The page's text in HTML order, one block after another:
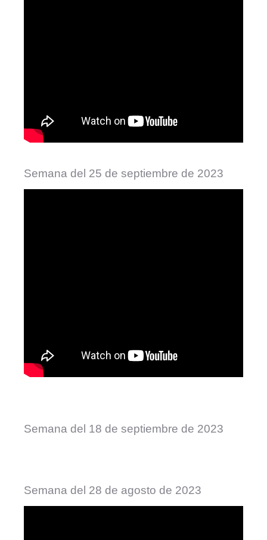
Semana del 25 de septiembre de 2023
Semana del 18 de septiembre de 2023
Semana del 28 de agosto de 2023